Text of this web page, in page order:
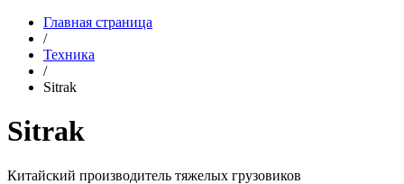
Главная страница
/
Техника
/
Sitrak
Sitrak
Китайский производитель тяжелых грузовиков